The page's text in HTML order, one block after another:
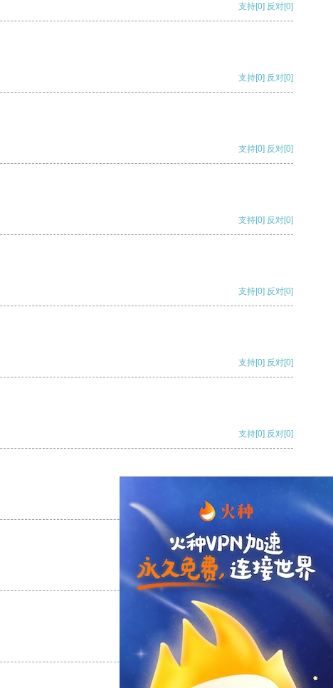
支持[0] 反对[0]
支持[0] 反对[0]
支持[0] 反对[0]
支持[0] 反对[0]
支持[0] 反对[0]
支持[0] 反对[0]
支持[0] 反对[0]
支持
支持[0] 反对[0]
支持[0] 反对[0]